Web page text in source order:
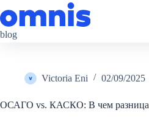
к
сути
blog
Victoria Eni 02/09/2025
ОСАГО vs. КАСКО: В чем разница